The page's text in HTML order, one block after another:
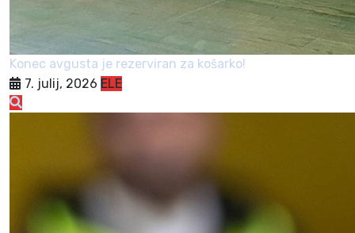
Konec avgusta je rezerviran za košarko!
7. julij, 2026 ELE